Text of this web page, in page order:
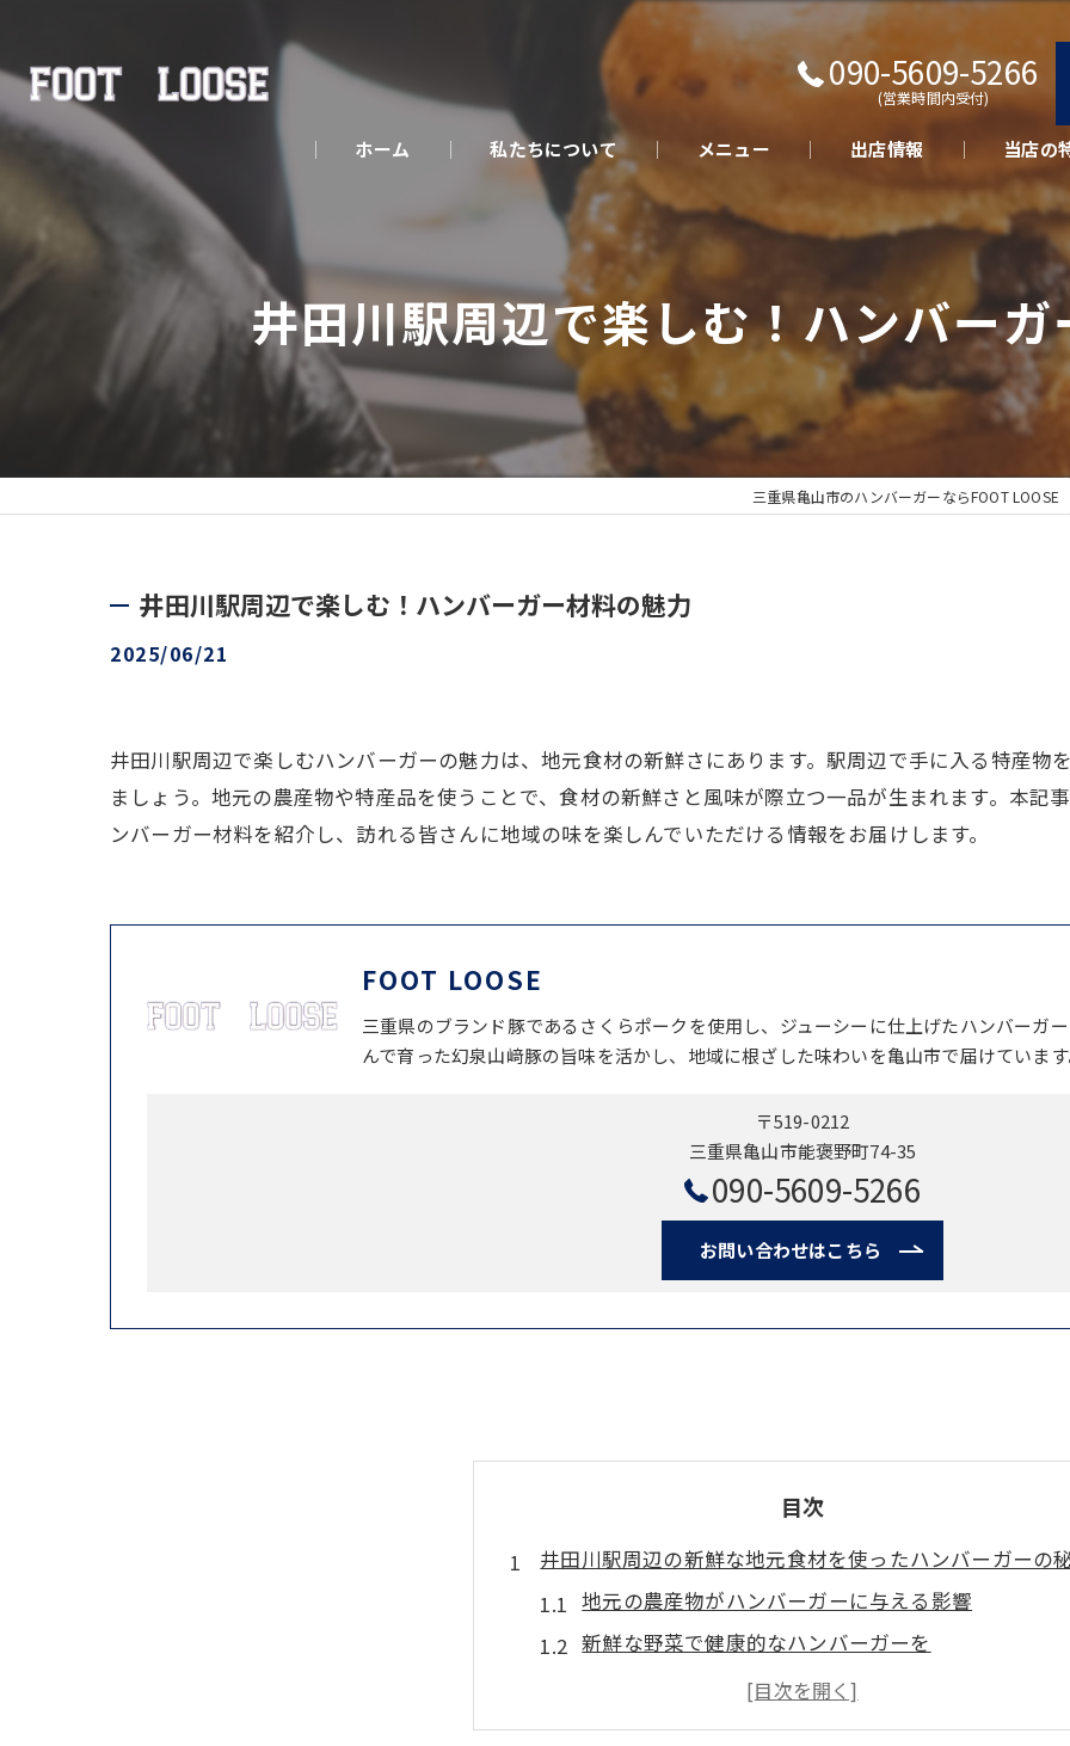
090-5609-5266
(営業時間内受付)
ホーム 私たちについて メニュー 出店情報 当店の
キッチン
テイクア
さくらポ
美味しい
井田川駅周辺で楽しむ！ハンバー
三重県亀山市のハンバーガーならFOOT LOOSE
井田川駅周辺で楽しむ！ハンバーガー材料の魅力
2025/06/21
井田川駅周辺で楽しむハンバーガーの魅力は、地元食材の新鮮さにあります。駅周辺で手に入る特産物
ましょう。地元の農産物や特産品を使うことで、食材の新鮮さと風味が際立つ一品が生まれます。本記
ンバーガー材料を紹介し、訪れる皆さんに地域の味を楽しんでいただける情報をお届けします。
FOOT LOOSE
三重県のブランド豚であるさくらポークを使用し、ジューシーに仕上げたハンバーガ
んで育った幻泉山﨑豚の旨味を活かし、地域に根ざした味わいを亀山市で届けていま
〒519-0212
三重県亀山市能褒野町74-35
090-5609-5266
お問い合わせはこちら
目次
井田川駅周辺の新鮮な地元食材を使ったハンバーガーの
地元の農産物がハンバーガーに与える影響
新鮮な野菜で健康的なハンバーガーを
井田川駅周辺の肉の選び方
地元パン屋のバンズで味わう特別感